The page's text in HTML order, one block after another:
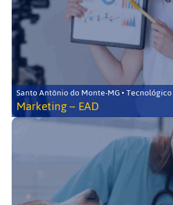
Santo Antônio do Monte-MG • Tecnológico
Marketing – EAD